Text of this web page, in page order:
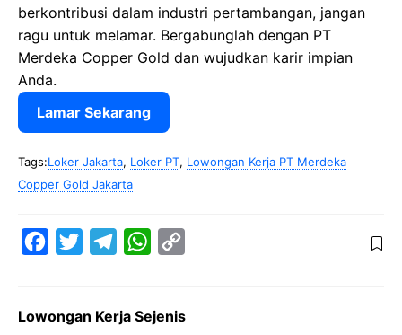
berkontribusi dalam industri pertambangan, jangan
ragu untuk melamar. Bergabunglah dengan PT
Merdeka Copper Gold dan wujudkan karir impian
Anda.
Lamar Sekarang
Tags:Loker Jakarta, Loker PT, Lowongan Kerja PT Merdeka
Copper Gold Jakarta
e
t
e
W
t
y
Lowongan Kerja Sejenis